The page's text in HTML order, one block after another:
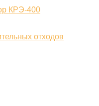
КРЭ-400
отходов